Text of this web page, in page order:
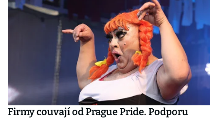
Firmy couvají od Prague Pride. Podporu